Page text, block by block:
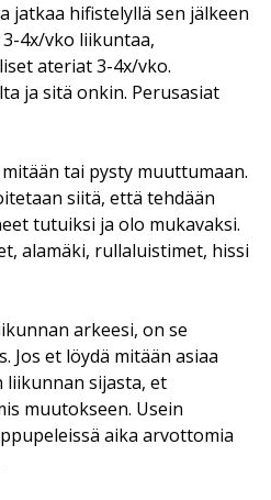
jatkaa hifistelyllä sen jälkeen
4x/vko liikuntaa,
ateriat 3-4x/vko.
ja sitä onkin. Perusasiat
tai pysty muuttumaan.
siitä, että tehdään
tutuiksi ja olo mukavaksi.
alamäki, rullaluistimet, hissi
arkeesi, on se
Jos et löydä mitään asiaa
sijasta, et
muutokseen. Usein
aika arvottomia